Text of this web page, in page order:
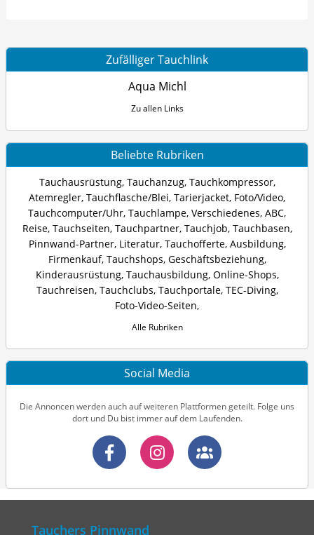
Zufälliger Tauchlink
Aqua Michl
Zu allen Links
Beliebte Rubriken
Tauchausrüstung, Tauchanzug, Tauchkompressor,
Atemregler, Tauchflasche/Blei, Tarierjacket, Foto/Video,
Tauchcomputer/Uhr, Tauchlampe, Verschiedenes, ABC,
Reise, Tauchseiten, Tauchpartner, Tauchjob, Tauchbasen,
Pinnwand-Partner, Literatur, Tauchofferte, Ausbildung,
Firmenkauf, Tauchshops, Geschäftsbeziehung,
Kinderausrüstung, Tauchausbildung, Online-Shops,
Tauchreisen, Tauchclubs, Tauchportale, TEC-Diving,
Foto-Video-Seiten,
Alle Rubriken
Social Media
Die Annoncen werden auch auf weiteren Plattformen geteilt. Folge uns
dort und Du bist immer auf dem Laufenden.
Tauchers Pinnwand